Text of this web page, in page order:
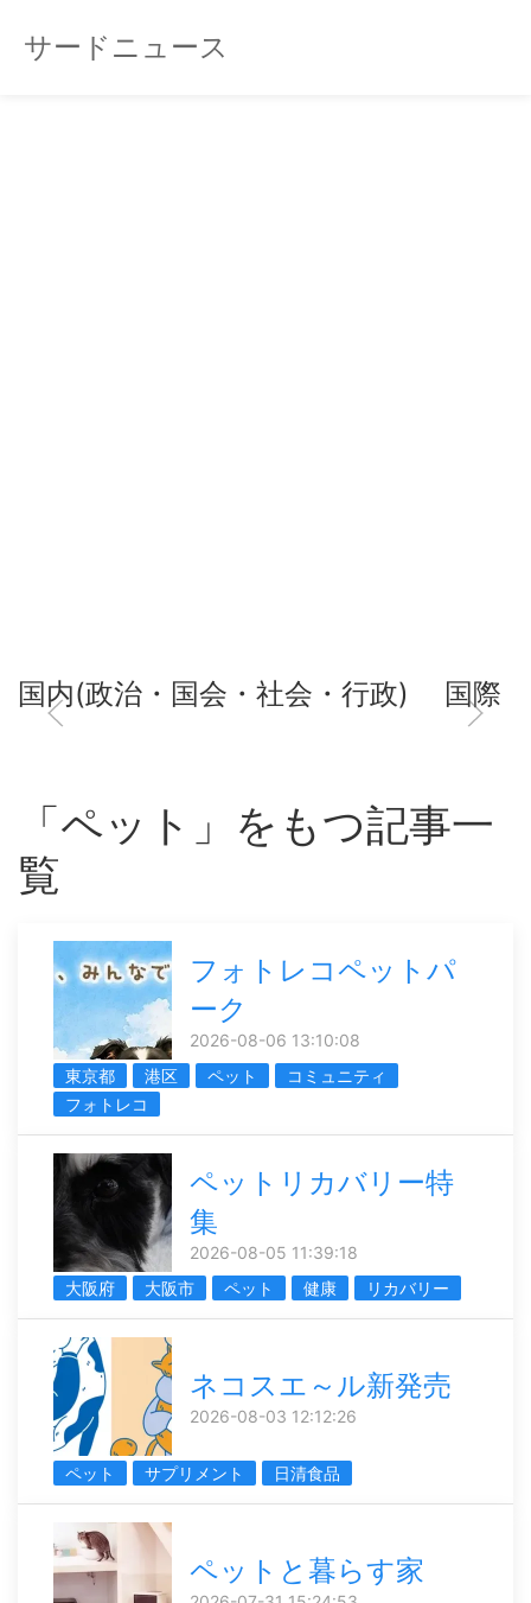
サードニュース
国内(政治・国会・社会・行政) 国際
「ペット」をもつ記事一
覧
フォトレコペットパ
ーク
2026-08-06 13:10:08
東京都
港区 ペット
コミュニティ
フォトレコ
ペットリカバリー特
集
2026-08-05 11:39:18
大阪府
大阪市 ペット 健康 リカバリー
ネコスエ～ル新発売
2026-08-03 12:12:26
ペット サプリメント 日清食品
ペットと暮らす家